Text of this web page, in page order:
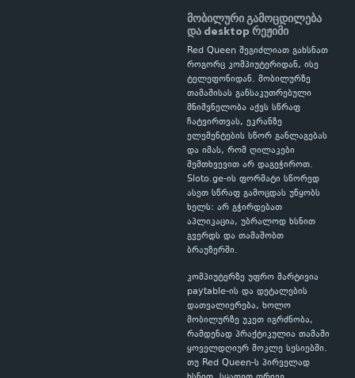
მობილური გამოცდილება
და desktop რეჟიმი
Red Queen შეგიძლიათ გახსნათ
როგორც კომპიუტერიდან, ისე
ტელეფონიდან. მობილურზე
თამაშისას განსაკუთრებული
მნიშვნელობა აქვს სწრაფ
ჩატვირთვას, ეკრანზე
ელემენტების სწორ განლაგებას
და იმას, რომ ღილაკები
შემთხვევით არ დაგეჭიროთ.
Sloto.ge-ის ფორმატი სწორედ
ასეთ სწრაფ გამოცდას უწყობს
ხელს: არ გჭირდებათ
აპლიკაცია, უბრალოდ ხსნით
გვერდს და თამაშობთ
ბრაუზერში.
კომპიუტერზე უფრო მარტივია
paytable-ის და დეტალების
დათვალიერება, ხოლო
მობილურზე უკეთ იგრძნობა,
რამდენად პრაქტიკულია თამაში
ყოველდღიურ მოკლე სესიებში.
თუ Red Queen-ს პირველად